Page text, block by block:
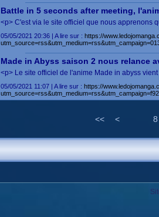
Battle in 5 seconds after meeting,
<p> C'est via le site officiel que nous apprenons
05/05/2021 20:36 | A lire sur : https://
Made in Abyss saison 2 nous relance
<p> Le site officiel de l'anime Made in abyss
05/05/2021 11:07 | A lire sur : https://
<< < 8